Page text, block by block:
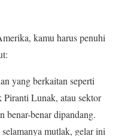
kamu harus penuhi
yang berkaitan seperti
Piranti Lunak, atau sektor
benar-benar dipandang.
mutlak, gelar ini